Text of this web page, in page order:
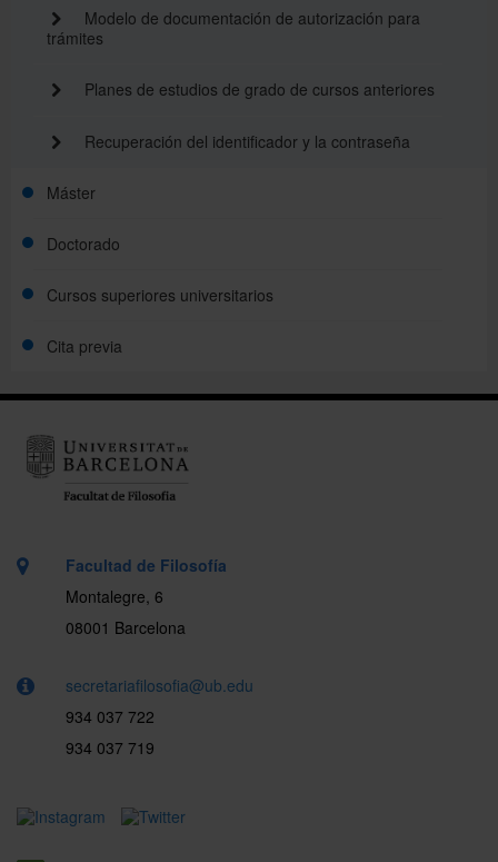
Modelo de documentación de autorización para
trámites
Planes de estudios de grado de cursos anteriores
Recuperación del identificador y la contraseña
Máster
Doctorado
Cursos superiores universitarios
Cita previa
Facultad de Filosofía
Montalegre, 6
08001 Barcelona
secretariafilosofia@ub.edu
934 037 722
934 037 719